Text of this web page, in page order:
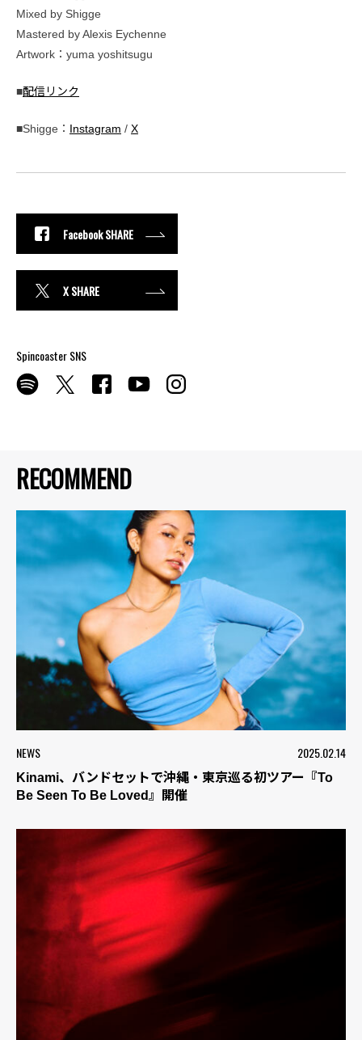
RECOMMEND
NEWS 2025.02.14
Kinami、バンドセットで沖縄・東京巡る初ツアー『To
Be Seen To Be Loved』開催
Mixed by Shigge
Mastered by Alexis Eychenne
Artwork：yuma yoshitsugu
■配信リンク
■Shigge： Instagram / X
Facebook SHARE
X SHARE
Spincoaster SNS